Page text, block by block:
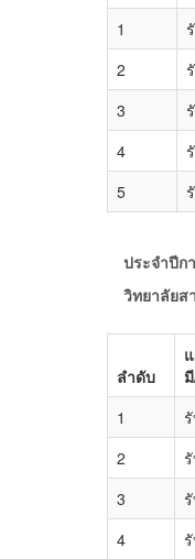
1
2
3
4
5
ประจำปีก
วิทยาลัยส
ลำดับ
1
2
3
4